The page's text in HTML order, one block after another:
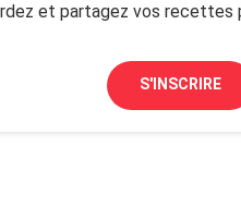
et partagez vos recettes
S'INSCRIRE